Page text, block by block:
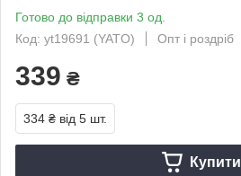
Готово до відправки 3 од.
Код: yt19691 (YATO)
Опт і роздріб
339 ₴
334 ₴ від 5 шт.
Купити